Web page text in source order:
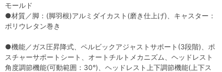
モールド
●材質／脚：(脚羽根)アルミダイカスト(磨き仕上げ)、キャスター：
ポリウレタン巻き
●機能／ガス圧昇降式、ペルビックアジャストサポート(3段階)、ポ
スチャーサポートシート、オートチルトメカニズム、ヘッドレスト
角度調節機能(可動範囲：30°)、ヘッドレスト上下調節機能(上下ス